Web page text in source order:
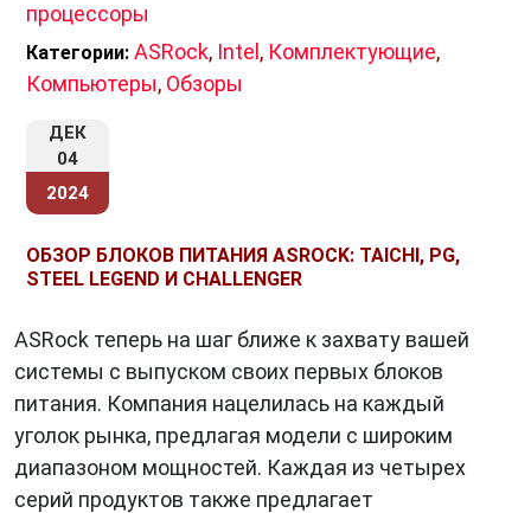
процессоры
Категории: ASRock, Intel , Комплектующие,
Компьютеры, Обзоры
ДЕК
04
2024
ОБЗОР БЛОКОВ ПИТАНИЯ ASROCK: TAICHI, PG,
STEEL LEGEND И CHALLENGER
ASRock теперь на шаг ближе к захвату вашей
системы с выпуском своих первых блоков
питания. Компания нацелилась на каждый
уголок рынка, предлагая модели с широким
диапазоном мощностей. Каждая из четырех
серий продуктов также предлагает